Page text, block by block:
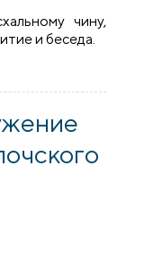
чину,
и беседа.
для детей